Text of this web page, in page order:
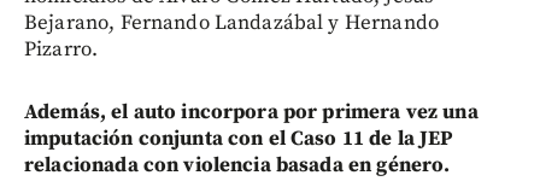
Bejarano, Fernando Landazábal y Hernando
Pizarro.
Además, el auto incorpora por primera vez una
imputación conjunta con el Caso 11 de la JEP
relacionada con violencia basada en género.